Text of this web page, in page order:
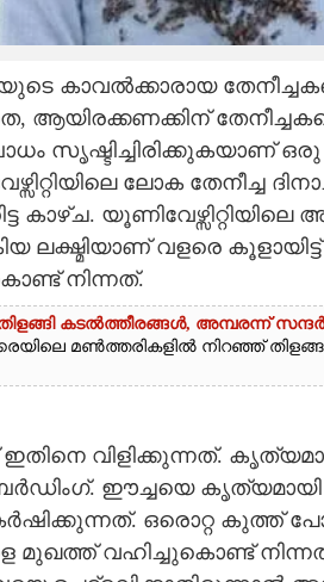
കാവൽക്കാരായ
ആയിരക്കണക്കിന്
ഒരു
ലോക തേനീച്ച
കാഴ്ച.
ലക്ഷ്മിയാണ് വളരെ
നിന്നത്.
കടൽത്തീരങ്ങൾ, അമ്പരന്ന്
മൺത്തരികളിൽ നിറഞ്ഞ്
വിളിക്കുന്നത്.
ഈച്ചയെ കൃത്യമായി
ഒരൊറ്റ കുത്ത്
മുഖത്ത് വഹിച്ചുകൊണ്ട്